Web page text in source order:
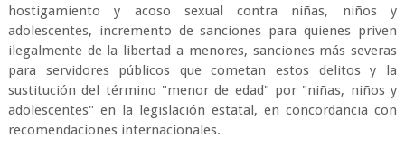
hostigamiento y acoso sexual contra niñas, niños y
adolescentes, incremento de sanciones para quienes priven
ilegalmente de la libertad a menores, sanciones más severas
para servidores públicos que cometan estos delitos y la
sustitución del término "menor de edad" por "niñas, niños y
adolescentes" en la legislación estatal, en concordancia con
recomendaciones internacionales.